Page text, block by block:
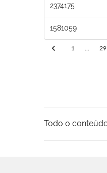
2374175
1581059
1 29
Todo o